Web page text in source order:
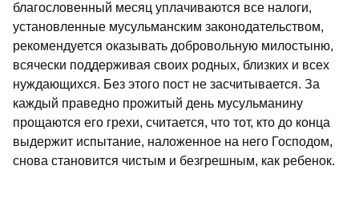
благословенный месяц уплачиваются все налоги,
установленные мусульманским законодательством,
рекомендуется оказывать добровольную милостыню,
всячески поддерживая своих родных, близких и всех
нуждающихся. Без этого пост не засчитывается. За
каждый праведно прожитый день мусульманину
прощаются его грехи, считается, что тот, кто до конца
выдержит испытание, наложенное на него Господом,
снова становится чистым и безгрешным, как ребенок.